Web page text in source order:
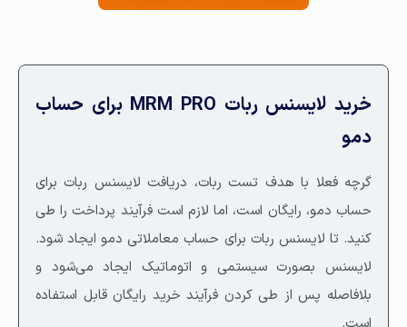
خرید لایسنس ربات MRM PRO برای حساب
دمو
گرچه فعلا با هدف تست ربات، دریافت لایسنس ربات برای
حساب دمو، رایگان است، اما لازم است فرآیند پرداخت را طی
کنید. تا لایسنس ربات برای حساب معاملاتی دمو ایجاد شود.
لایسنس بصورت سیستمی و اتوماتیک ایجاد می‌شود و
بلافاصله پس از طی کردن فرآیند خرید رایگان قابل استفاده